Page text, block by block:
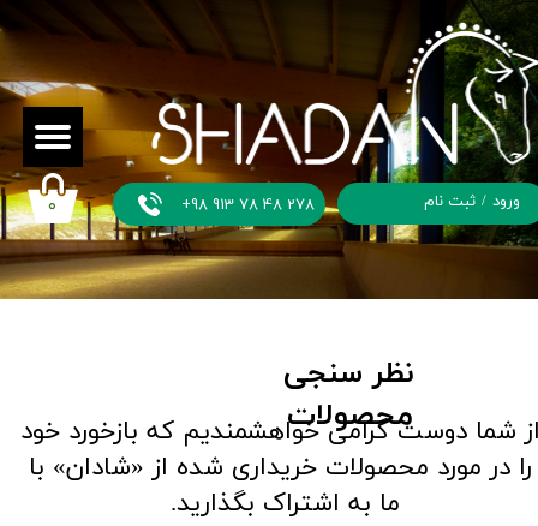
+98 913 78 48 278 ورود / ثبت نام
حساب
سفارشات
خروج از
۰
​نظر سنجی
محصولات
شما دوست گرامی خواهشمندیم که بازخورد خود
را در مورد محصولات خریداری شده از «شادان» با
ما به اشتراک بگذارید.